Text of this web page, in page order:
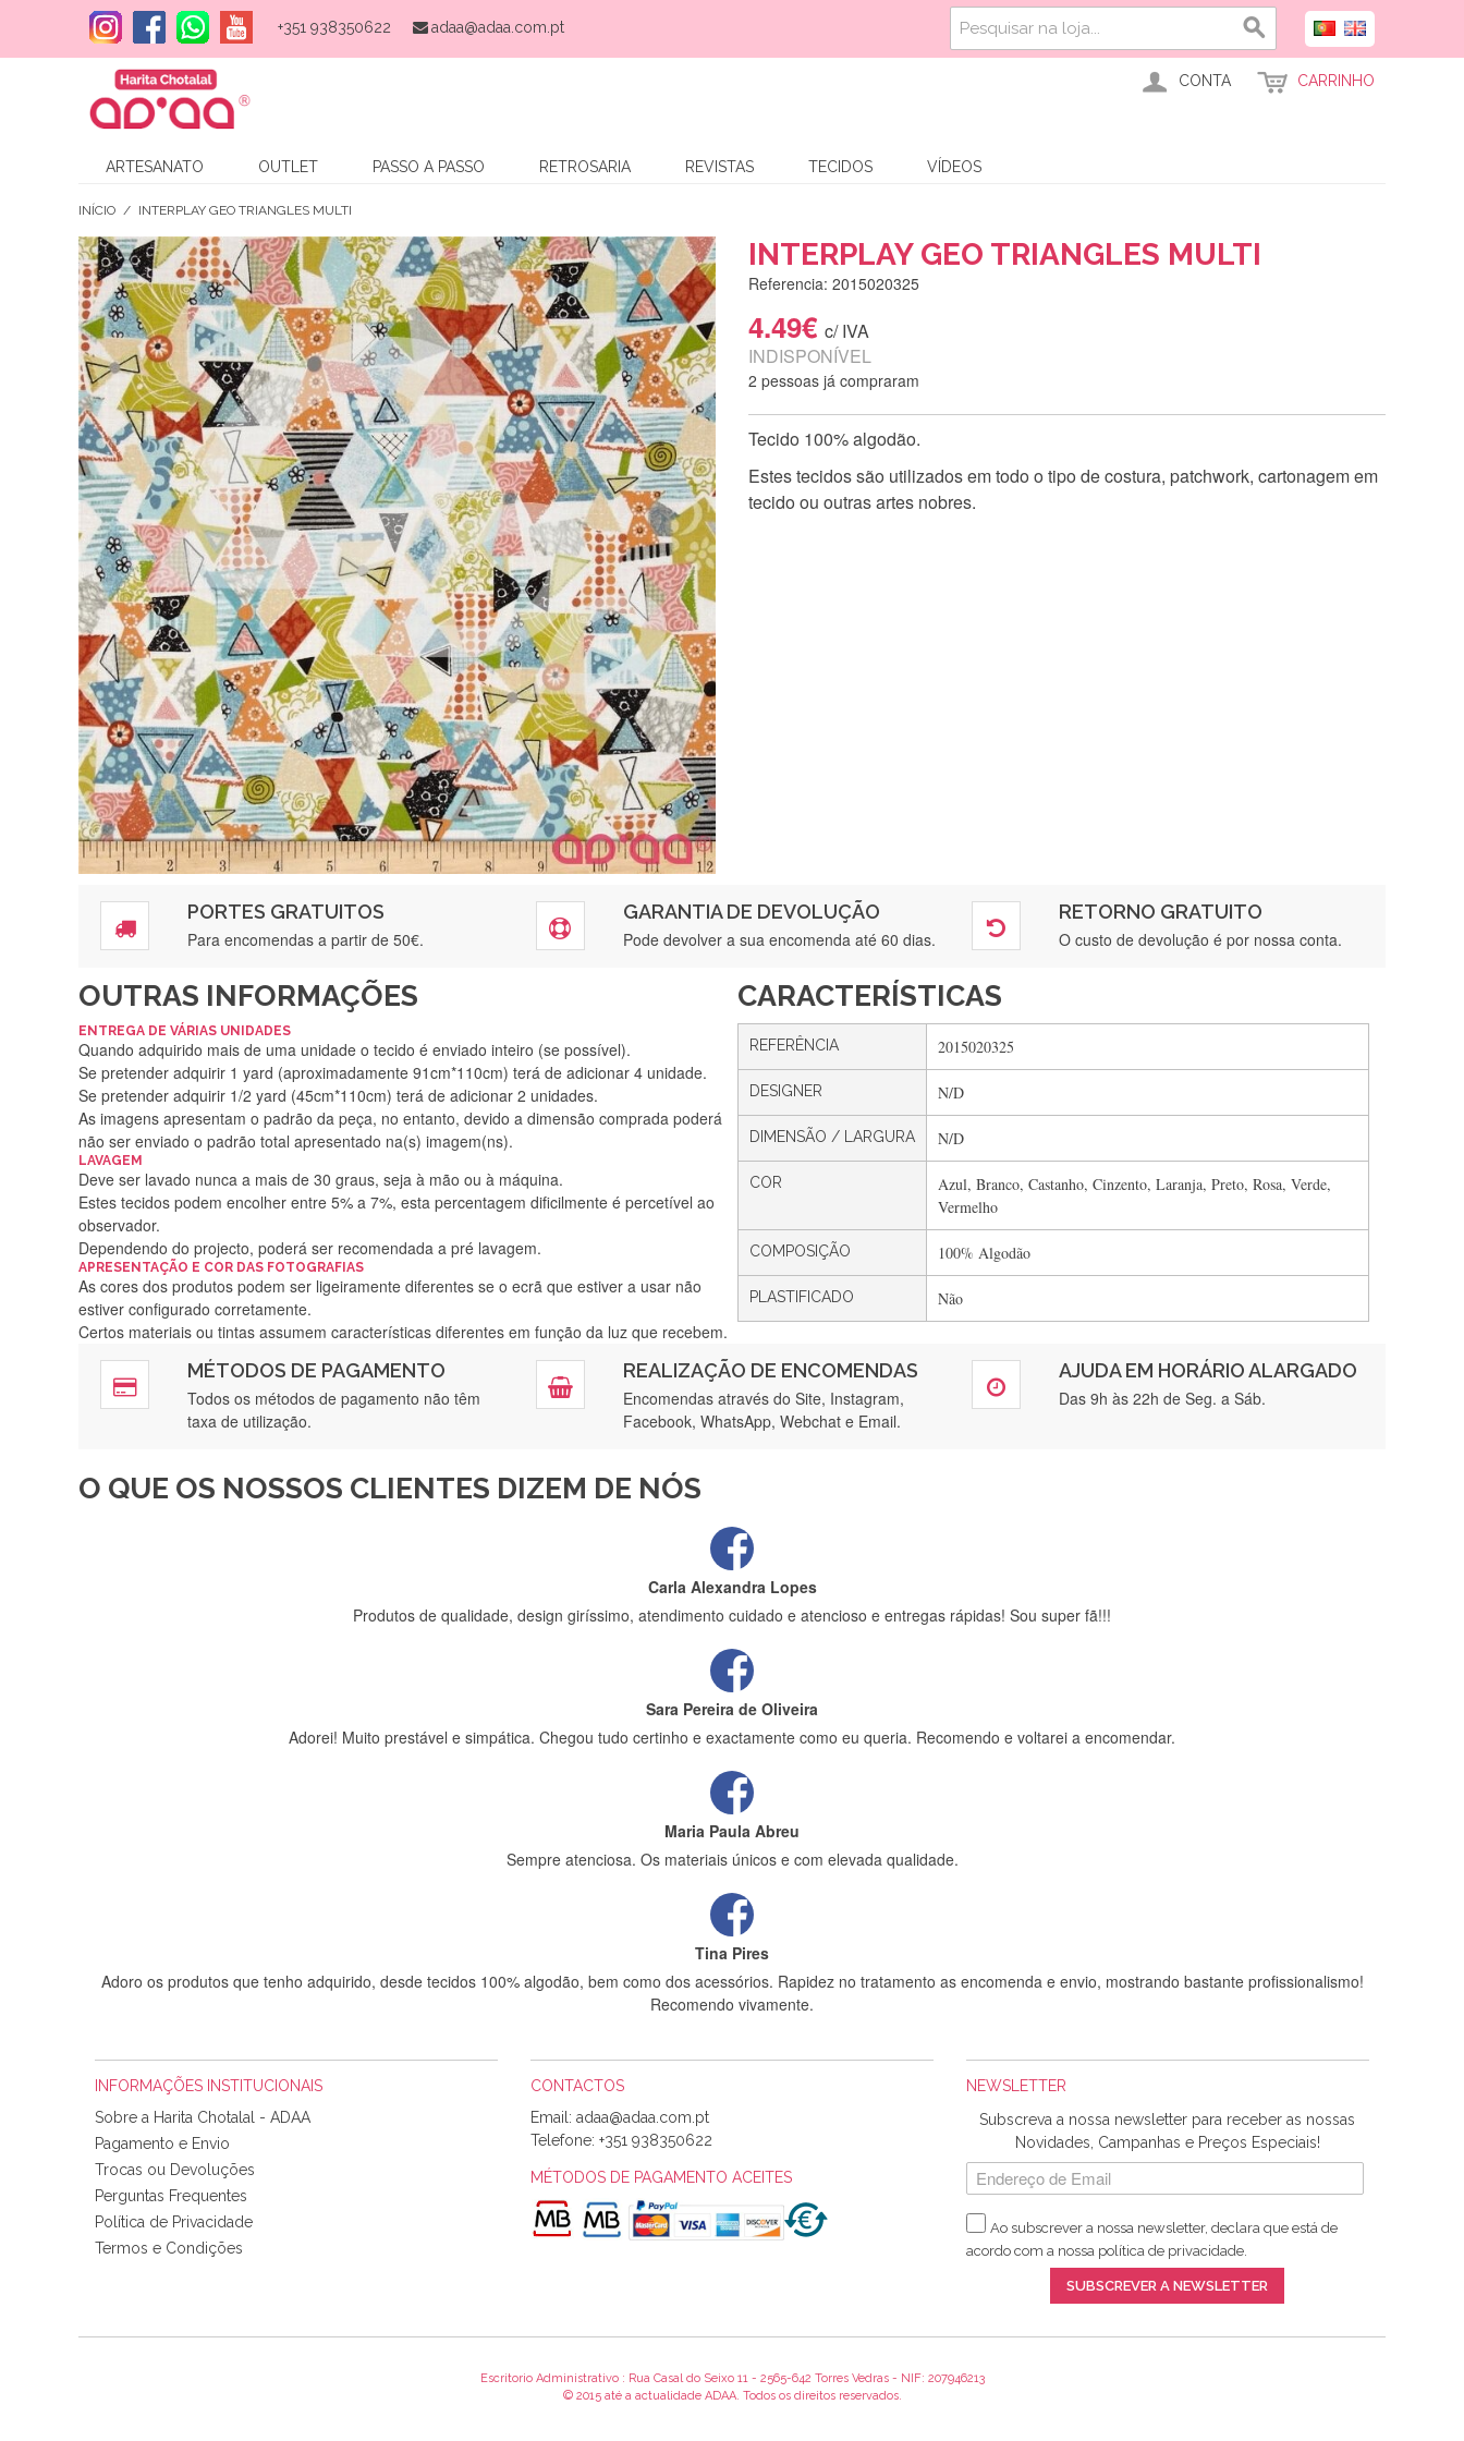
+351 938350622 adaa@adaa.com.pt
CONTA CARRINHO
ARTESANATO OUTLET PASSO A PASSO RETROSARIA REVISTAS TECIDOS VÍDEOS
INÍCIO / INTERPLAY GEO TRIANGLES MULTI
INTERPLAY GEO TRIANGLES MULTI
Referencia: 2015020325
4.49€ c/ IVA
INDISPONÍVEL
2 pessoas já compraram
Tecido 100% algodão.
Estes tecidos são utilizados em todo o tipo de costura, patchwork, cartonagem em
tecido ou outras artes nobres.
PORTES GRATUITOS
Para encomendas a partir de 50€.
GARANTIA DE DEVOLUÇÃO
Pode devolver a sua encomenda até 60 dias.
RETORNO GRATUITO
O custo de devolução é por nossa conta.
OUTRAS INFORMAÇÕES
ENTREGA DE VÁRIAS UNIDADES
Quando adquirido mais de uma unidade o tecido é enviado inteiro (se possível).
Se pretender adquirir 1 yard (aproximadamente 91cm*110cm) terá de adicionar 4 unidade.
Se pretender adquirir 1/2 yard (45cm*110cm) terá de adicionar 2 unidades.
As imagens apresentam o padrão da peça, no entanto, devido a dimensão comprada poderá
não ser enviado o padrão total apresentado na(s) imagem(ns).
LAVAGEM
Deve ser lavado nunca a mais de 30 graus, seja à mão ou à máquina.
Estes tecidos podem encolher entre 5% a 7%, esta percentagem dificilmente é percetível ao
observador.
Dependendo do projecto, poderá ser recomendada a pré lavagem.
APRESENTAÇÃO E COR DAS FOTOGRAFIAS
As cores dos produtos podem ser ligeiramente diferentes se o ecrã que estiver a usar não
estiver configurado corretamente.
Certos materiais ou tintas assumem características diferentes em função da luz que recebem.
CARACTERÍSTICAS
REFERÊNCIA 2015020325
DESIGNER N/D
DIMENSÃO / LARGURA N/D
COR
Azul, Branco, Castanho, Cinzento, Laranja, Preto, Rosa, Verde,
Vermelho
COMPOSIÇÃO 100% Algodão
PLASTIFICADO Não
MÉTODOS DE PAGAMENTO
Todos os métodos de pagamento não têm
taxa de utilização.
REALIZAÇÃO DE ENCOMENDAS
Encomendas através do Site, Instagram,
Facebook, WhatsApp, Webchat e Email.
AJUDA EM HORÁRIO ALARGADO
Das 9h às 22h de Seg. a Sáb.
O QUE OS NOSSOS CLIENTES DIZEM DE NÓS
Silvia Lopes
Encomenda direitinha. Rapidez e segurança. Volto a encomendar.
Gostei ,Serviço bastante rápido. recomendo
Filipa Freire
Rápido, atendimento 5*. Hoje chegará a segunda encomenda feita de muitas certamente❤️
Recebi a minha encomenda, rápida entrega e vinha muito bem protegida para o transporte, muito obrigada , serviço 5 estrelas
Carla Alexandra Lopes
Produtos de qualidade, design giríssimo, atendimento cuidado e atencioso e entregas rápidas! Sou super fã!!!
Sara Pereira de Oliveira
Adorei! Muito prestável e simpática. Chegou tudo certinho e exactamente como eu queria. Recomendo e voltarei a encomendar.
Maria Paula Abreu
Sempre atenciosa. Os materiais únicos e com elevada qualidade.
Tina Pires
Adoro os produtos que tenho adquirido, desde tecidos 100% algodão, bem como dos acessórios. Rapidez no tratamento as encomenda e envio, mostrando bastante profissionalismo!
Recomendo vivamente.
Sílvia Maria Bernardino Mestre
Informo que recebi hoje a encomenda, gostei muito dos tecidos.
Rosa Medeiros
Tudo chegou em condições, pois os produtos vieram muito bem acondicionados. Estou plenamente satisfeita com os produtos adquiridos. Relativamente à bolsa, tem um tecido com um
padrão e cores muito bonitas e a execução está perfeitíssima. Futuramente penso voltar a comprar na vossa loja, têm excelentes artigos a um preço muito justo. A expedição da
Alexandra Morais
INFORMAÇÕES INSTITUCIONAIS
Sobre a Harita Chotalal - ADAA
Pagamento e Envio
Trocas ou Devoluções
Perguntas Frequentes
Política de Privacidade
Termos e Condições
CONTACTOS
Email:
Telefone: +351 938350622
MÉTODOS DE PAGAMENTO ACEITES
NEWSLETTER
Subscreva a nossa newsletter para receber as nossas
Novidades, Campanhas e Preços Especiais!
Ao subscrever a nossa newsletter, declara que está de
acordo com a nossa política de privacidade.
SUBSCREVER A NEWSLETTER
Escritorio Administrativo : Rua Casal do Seixo 11 - 2565-642 Torres Vedras - NIF: 207946213
© 2015 até a actualidade ADAA. Todos os direitos reservados.